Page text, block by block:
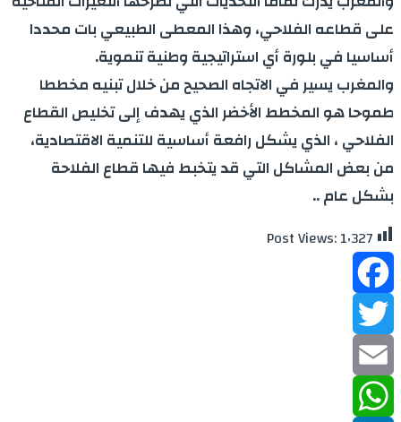
على قطاعه الفلاحي، وهذا المعطى الطبيعي بات محددا
أساسيا في بلورة أي استراتيجية وطنية تنموية.
والمغرب يسير في الاتجاه الصحيح من خلال تبنيه مخططا
طموحا هو المخطط الأخضر الذي يهدف إلى تخليص القطاع
الفلاحي ، الذي يشكل رافعة أساسية للتنمية الاقتصادية،
من بعض المشاكل التي قد يتخبط فيها قطاع الفلاحة
بشكل عام ..
Post Views:1٬327
Facebook
Twitter
Email